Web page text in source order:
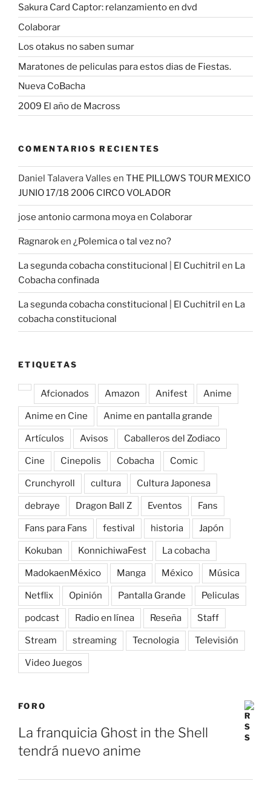
Sakura Card Captor: relanzamiento en dvd
Colaborar
Los otakus no saben sumar
Maratones de peliculas para estos dias de Fiestas.
Nueva CoBacha
2009 El año de Macross
COMENTARIOS RECIENTES
Daniel Talavera Valles en THE PILLOWS TOUR MEXICO
JUNIO 17/18 2006 CIRCO VOLADOR
jose antonio carmona moyaen Colaborar
Ragnaroken ¿Polemica o tal vez no?
La segunda cobacha constitucional | El Cuchitril en La
Cobacha confinada
La segunda cobacha constitucional | El Cuchitril en La
cobacha constitucional
ETIQUETAS
Afcionados Amazon Anifest Anime
Anime en Cine Anime en pantalla grande
Artículos Avisos Caballeros del Zodiaco
Cine Cinepolis Cobacha Comic
Crunchyroll cultura Cultura Japonesa
debraye Dragon Ball Z Eventos Fans
Fans para Fans festival historia Japón
Kokuban KonnichiwaFest La cobacha
MadokaenMéxico Manga México Música
Netflix Opinión Pantalla Grande Peliculas
podcast Radio en línea Reseña Staff
Stream streaming Tecnologia Televisión
Video Juegos
FORO
La franquicia Ghost in the Shell
tendrá nuevo anime